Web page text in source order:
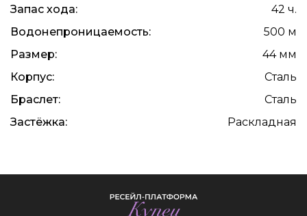
Запас хода:
42 ч.
Водонепроницаемость:
500 м
Размер:
44 мм
Корпус:
Сталь
Браслет:
Сталь
Застёжка:
Раскладная